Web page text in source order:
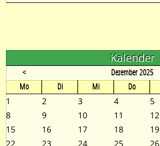
Kalender
< Dezember 2025
Montag Dienstag Mittwoch Donnerstag
1 2 3 4 5
8
9 10 11 12
15
16 17 18 19
22
23 24 25 26